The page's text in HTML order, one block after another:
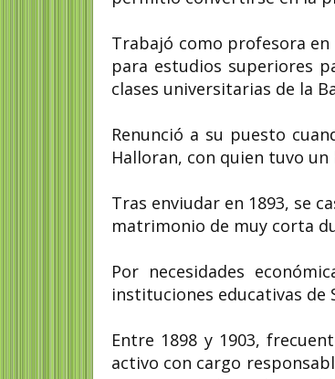
Trabajó como profesora
para estudios superiores
clases universitarias de la
Renunció a su puesto
Halloran, con quien tuvo un
Tras enviudar en 1893, se
matrimonio de muy corta
Por necesidades
instituciones educativas de
Entre 1898 y 1903,
activo con cargo